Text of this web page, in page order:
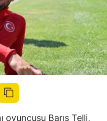
oyuncusu Barış Telli,